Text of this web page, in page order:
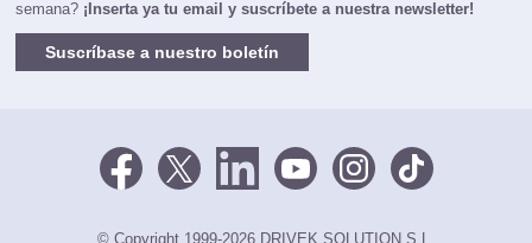
¿Quieres estar al día de todo lo que hemos publicado durante la
Suscríbase a nuestro boletín